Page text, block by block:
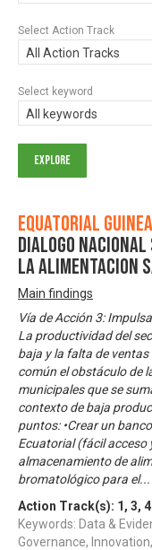
Select Action Track
All Action Tracks
Select keyword
All keywords
Equatorial Guinea
DIALOGO
LA ALIMENTACION
Main findings
Vía de Acción 3:
La productividad del
baja y la falta de
común el obstáculo de
municipales que se
contexto de baja
puntos: •Crear un
Ecuatorial (fácil acceso
almacenamiento de
bromatológico para el...
Action Track(s): 1 , 3, 4
Keywords: Data &
Governance,